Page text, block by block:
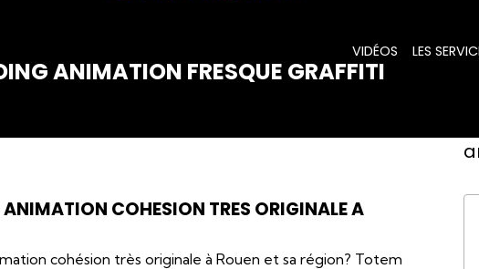
ANIMATION FRESQUE GRAFFITI
VIDÉOS LES
COHESION TRES ORIGINALE A
cohésion très originale à Rouen et sa région? Totem